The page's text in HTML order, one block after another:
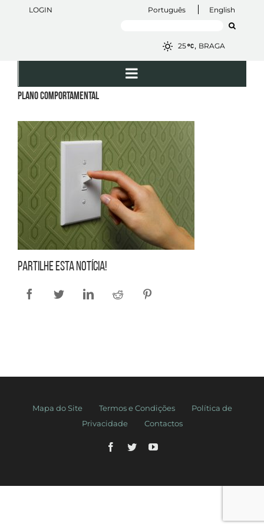
LOGIN Português English
25 , BRAGA
Plano Comportamental
Partilhe esta notícia!
FacebookTwitterLinkedInReddit
Mapa do Site Termos e Condições
Política de
Privacidade
Contactos
Facebook
TwitterYouTube